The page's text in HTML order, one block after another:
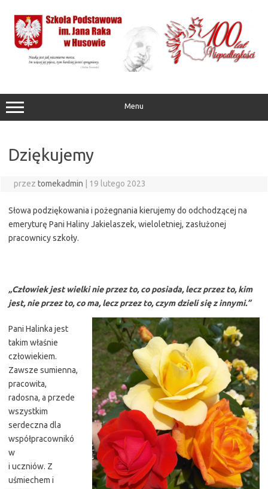
treści
Menu
Dziękujemy
przez tomekadmin | 19 lutego 2023
Słowa podziękowania i pożegnania kierujemy do odchodzącej na
emeryturę Pani Haliny Jakielaszek, wieloletniej, zasłużonej
pracownicy szkoły.
„Człowiek jest wielki nie przez to, co posiada, lecz przez to, kim
jest, nie przez to, co ma, lecz przez to, czym dzieli się z innymi.”
Pani Halinka jest
takim właśnie
człowiekiem.
Zawsze sumienna,
pracowita,
radosna, a przede
wszystkim
serdeczna dla
współpracownikó
w
i uczniów. Z
uśmiechem i